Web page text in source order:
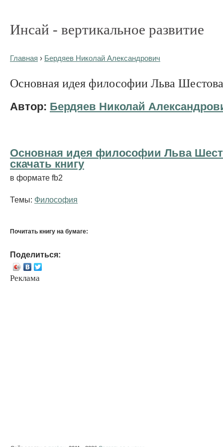
Инсай - вертикальное развитие
Главная › Бердяев Николай Александрович
Основная идея философии Льва Шестова
Автор: Бердяев Николай
Основная идея философии Льва
cкачать книгу
в формате fb2
Темы: Философия
Почитать книгу на бумаге:
Поделиться:
Реклама